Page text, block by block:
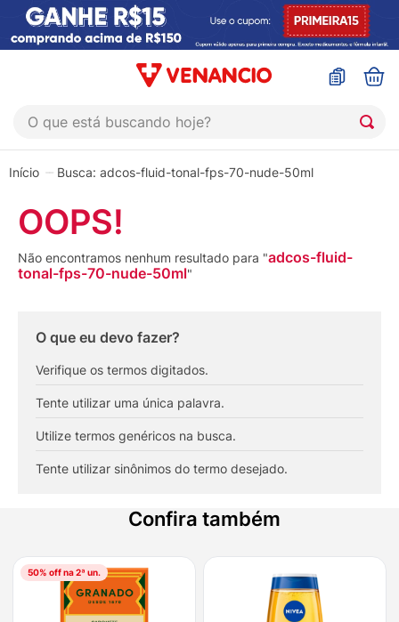
O que está buscando hoje?
adcos-fluid-tonal-fps-70-nude-50ml
OOPS!
Não encontramos nenhum resultado para "adcos-fluid-
tonal-fps-70-nude-50ml"
O que eu devo fazer?
Verifique os termos digitados.
Tente utilizar uma única palavra.
Utilize termos genéricos na busca.
Tente utilizar sinônimos do termo desejado.
Confira também
50% off na 2ª un.
2
4º
admuc
6º
sabonete liquido
7º
shampoo
8º
esmalte
9º
lenço umedecido
10º fralda